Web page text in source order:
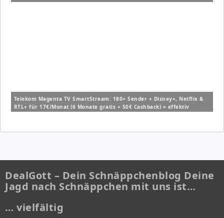
Telekom Magenta TV SmartStream: 180+ Sender + Disney+, Netflix &
RTL+ für 17€/Monat (6 Monate gratis + 50€ Cashback) = effektiv
DealGott – Dein Schnäppchenblog Deine
Jagd nach Schnäppchen mit uns ist…
… vielfältig